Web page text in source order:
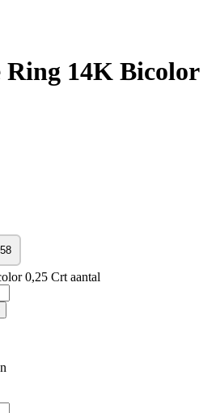
Ring 14K Bicolor
58
0,25 Crt aantal